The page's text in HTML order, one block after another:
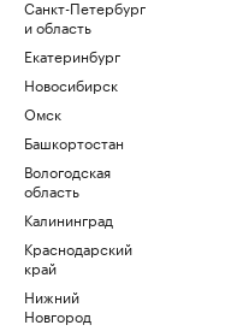
Санкт-Петербург
и область
Екатеринбург
Новосибирск
Омск
Башкортостан
Вологодская
область
Калининград
Краснодарский
край
Нижний
Новгород